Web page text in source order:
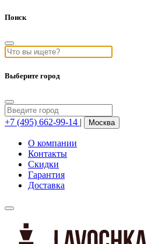
Поиск
Выберите город
+7 (495) 662-99-14 | Москва
О компании
Контакты
Скидки
Гарантия
Доставка